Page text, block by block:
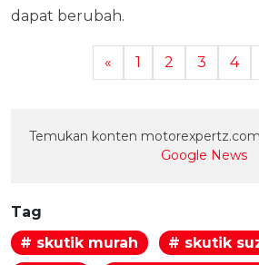
dapat berubah.
« 1 2 3 4
Temukan konten
Google News
Tag
# skutik murah
# skutik